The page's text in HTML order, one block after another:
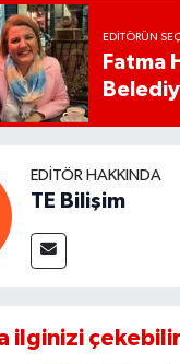
EDITÖRÜN
Fatma
EDITÖR HAKKINDA
TE Bilişim
ilginizi çekebilir